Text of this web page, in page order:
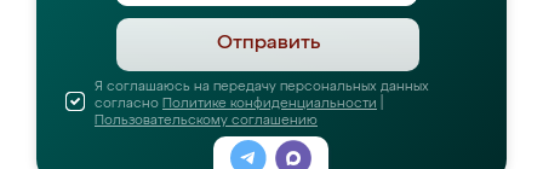
Отправить
Я соглашаюсь на передачу персональных данных
согласно Политике конфиденциальности
Пользовательскому соглашению